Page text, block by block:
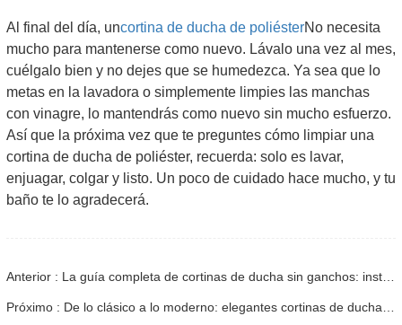
Al final del día, uncortina de ducha de poliésterNo necesita
mucho para mantenerse como nuevo. Lávalo una vez al mes,
cuélgalo bien y no dejes que se humedezca. Ya sea que lo
metas en la lavadora o simplemente limpies las manchas
con vinagre, lo mantendrás como nuevo sin mucho esfuerzo.
Así que la próxima vez que te preguntes cómo limpiar una
cortina de ducha de poliéster, recuerda: solo es lavar,
enjuagar, colgar y listo. Un poco de cuidado hace mucho, y tu
baño te lo agradecerá.